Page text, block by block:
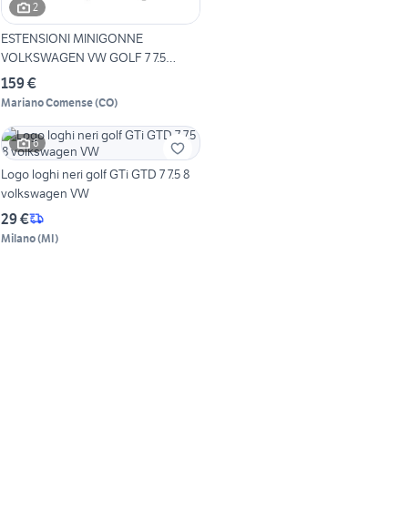
2
ESTENSIONI MINIGONNE
VOLKSWAGEN VW GOLF 7 7.5
LOOK
159 €
Mariano Comense(CO)
6
Logo loghi neri golf GTi GTD 7 7.5 8
volkswagen VW
29 €
Milano(MI)